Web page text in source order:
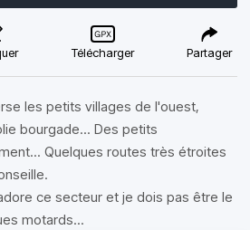
Télécharger Partager
les petits villages de l'ouest,
bourgade... Des petits
Quelques routes très étroites
ce secteur et je dois pas être le
motards...